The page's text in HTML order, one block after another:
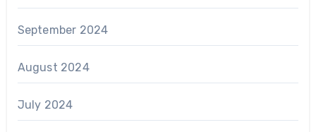
September 2024
August 2024
July 2024